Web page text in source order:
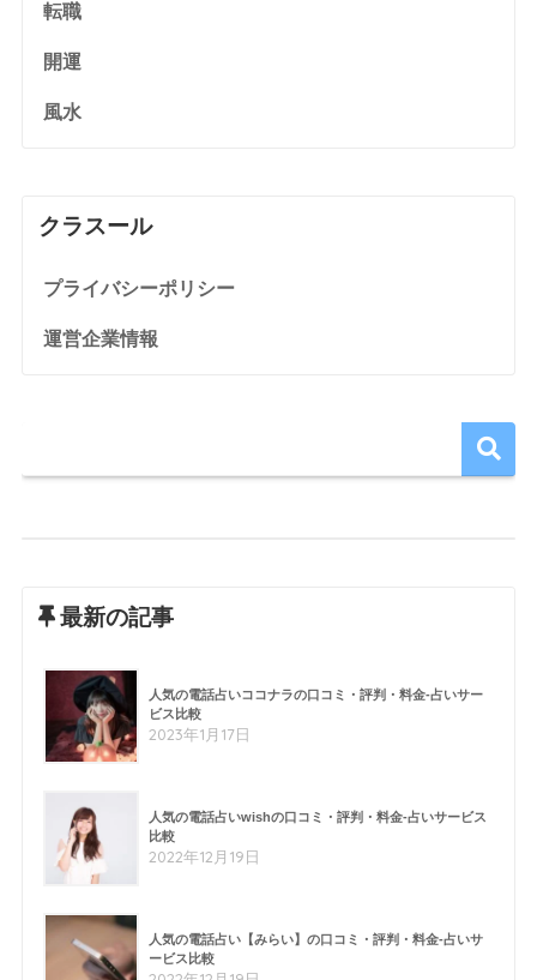
転職
開運
風水
クラスール
プライバシーポリシー
運営企業情報
最新の記事
人気の電話占いココナラの口コミ・評判・料金-占いサー
ビス比較
2023年1月17日
人気の電話占いwishの口コミ・評判・料金-占いサービス
比較
2022年12月19日
人気の電話占い【みらい】の口コミ・評判・料金-占いサ
ービス比較